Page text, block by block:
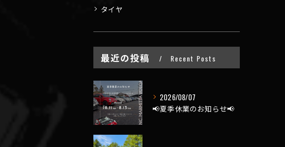
タイヤ
最近の投稿 Recent Posts
2026/08/07
📢夏季休業のお知らせ📢